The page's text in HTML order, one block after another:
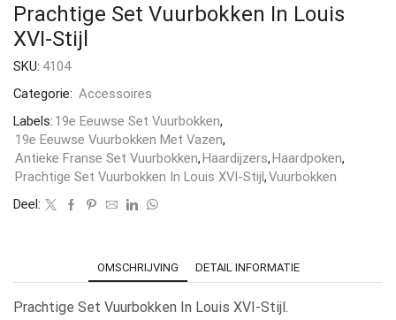
Prachtige Set Vuurbokken In Louis
XVI-Stijl
SKU: 4104
Categorie: Accessoires
Labels: 19e Eeuwse Set Vuurbokken,
19e Eeuwse Vuurbokken Met Vazen,
Antieke Franse Set Vuurbokken,Haardijzers,Haardpoken,
Prachtige Set Vuurbokken In Louis XVI-Stijl,Vuurbokken
Deel:
OMSCHRIJVING DETAIL INFORMATIE
Prachtige Set Vuurbokken In Louis XVI-Stijl.